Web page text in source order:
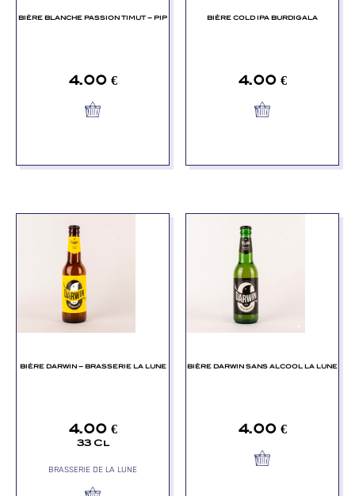
BIÈRE BLANCHE PASSION TIMUT – PIP
4.00 €
BIÈRE COLD IPA BURDIGALA
4.00 €
BIÈRE DARWIN – BRASSERIE LA LUNE
4.00 €
33 Cl
BRASSERIE DE LA LUNE
BIÈRE DARWIN SANS ALCOOL LA LUNE
4.00 €